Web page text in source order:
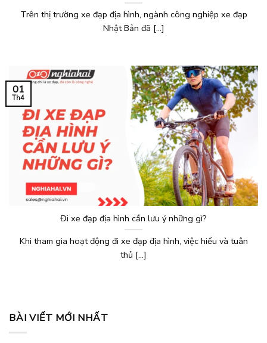
Trên thị trường xe đạp địa hình, ngành công nghiệp xe đạp
Nhật Bản đã [...]
Đi xe đạp địa hình cần lưu ý những gì?
Khi tham gia hoạt động đi xe đạp địa hình, việc hiểu và tuân
thủ [...]
01
Th4
BÀI VIẾT MỚI NHẤT